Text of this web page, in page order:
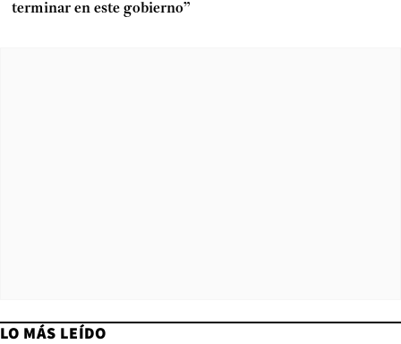
terminar en este gobierno”
LO MÁS LEÍDO